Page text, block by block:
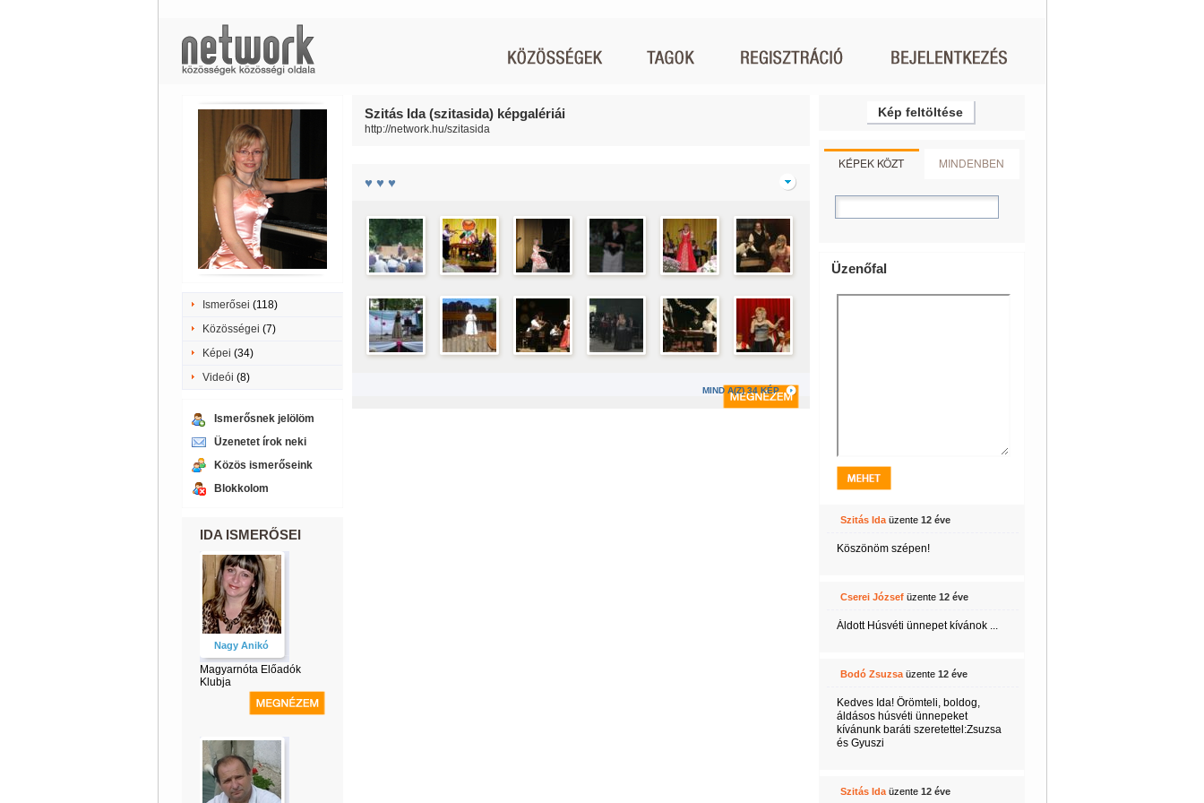
Ismerősei (118)
Közösségei (7)
Képei (34)
Videói (8)
Ismerősnek jelölöm
Üzenetet írok neki
Közös ismerőseink
Blokkolom
IDA ISMERŐSEI
Nagy Anikó
Magyarnóta Előadók
Klubja
Szitás Ida (szitasida) képgalériái
http://network.hu/szitasida
♥ ♥ ♥
MIND A(Z) 34 KÉP
Kép feltöltése
KÉPEK KÖZT MINDENBEN
Üzenőfal
Szitás Idaüzente 12 éve
Köszönöm szépen!
Cserei Józsefüzente 12 éve
Áldott Húsvéti ünnepet kívánok ...
Bodó Zsuzsaüzente 12 éve
Kedves Ida! Örömteli, boldog,
áldásos húsvéti ünnepeket
kívánunk baráti szeretettel:Zsuzsa
és Gyuszi
Szitás Idaüzente 12 éve